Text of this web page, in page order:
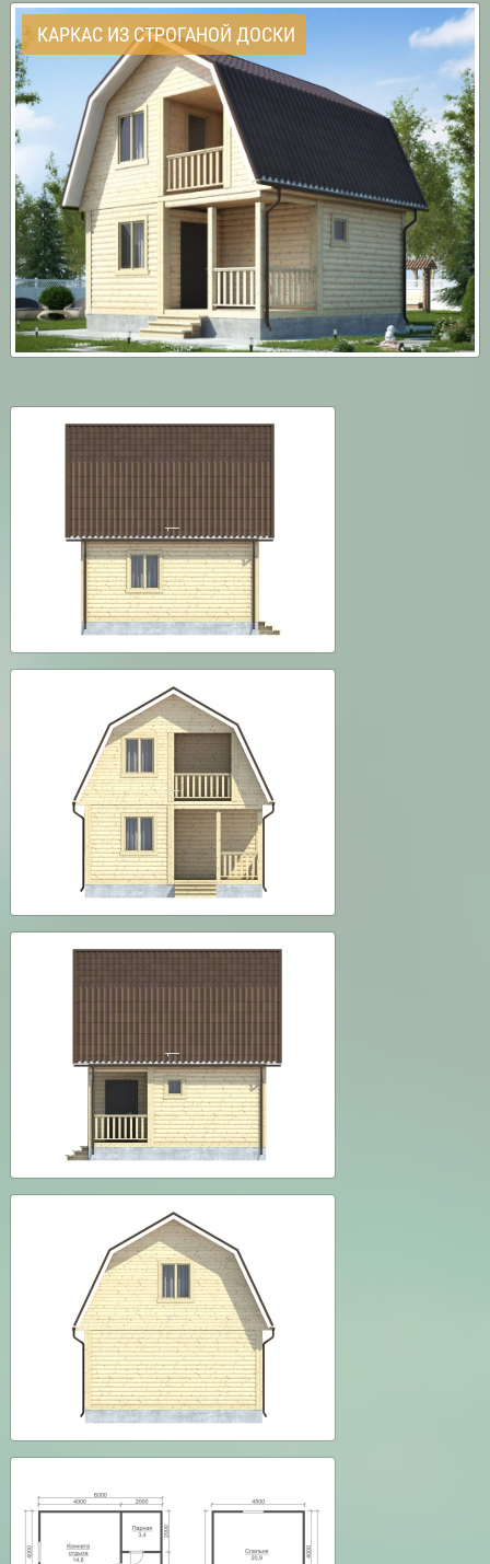
КАРКАС ИЗ СТРОГАНОЙ ДОСКИ